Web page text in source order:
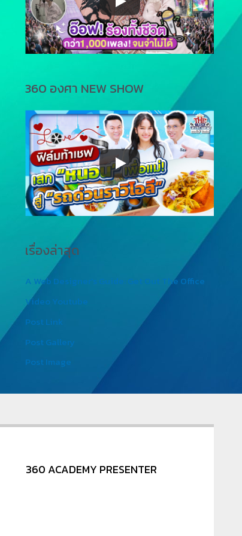
360 องศา NEW SHOW
เรื่องล่าสุด
A Web Designer’s Guide: Get Out The Office
Video Youtube
Post Link
Post Gallery
Post Image
360 ACADEMY PRESENTER